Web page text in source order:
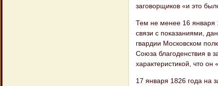
заговорщиков «и это
Тем не менее 16 января
связи с показаниями,
гвардии Московском
Союза благоденствия в
характеристикой, что
17 января 1826 года на